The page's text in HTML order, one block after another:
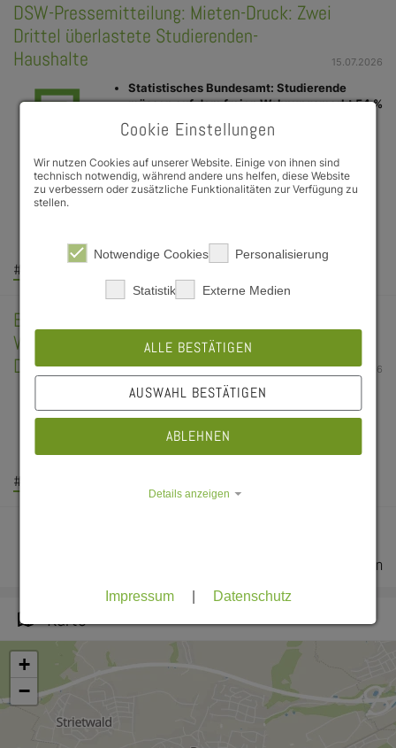
DSW-Pressemitteilung: Mieten-Druck: Zwei
Drittel überlastete Studierenden-
Haushalte
15.07.2026
Statistisches Bundesamt: Studierende
müssen auf dem freien Wohnungsmarkt 54 %
Knapp zwei Drittel der Studierenden-
Deutsches Studierendenwerk (DSW)
alarmiert: Mietkosten-Druck steigt und
#Wohnheim
BAföG-Einigung gut und wichtig, aber zwei
Wermutstropfen - Presse-Statement des
Deutschen Studierendenwerks
09.07.2026
Zur BAföG-Einigung der Bundesregierung zum
BAföG erklärt Matthias Anbuhl, der
Studierendenwerks:
#BAföG
Alle Meldungen anzeigen
Karte
+
−
Cookie Einstellungen
Wir nutzen Cookies auf unserer Website. Einige von ihnen sind
technisch notwendig, während andere uns helfen, diese Website
zu verbessern oder zusätzliche Funktionalitäten zur Verfügung zu
stellen.
Notwendige Cookies Personalisierung
Statistik Externe Medien
ALLE BESTÄTIGEN
AUSWAHL BESTÄTIGEN
ABLEHNEN
Details anzeigen
Impressum Datenschutz